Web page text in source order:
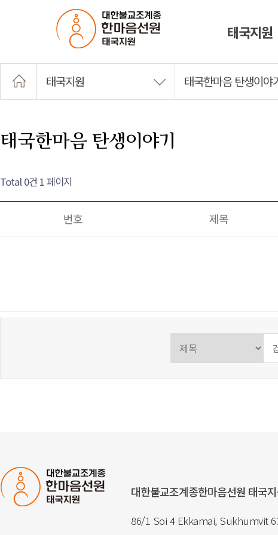
태국지원
태국지원 태국한마음 탄생이야
태국한마음 탄생이야기
Total 0건 1 페이지
번호 제목
대한불교조계종한마음선원 태국
86/1 Soi 4 Ekkamai, Sukhumvit